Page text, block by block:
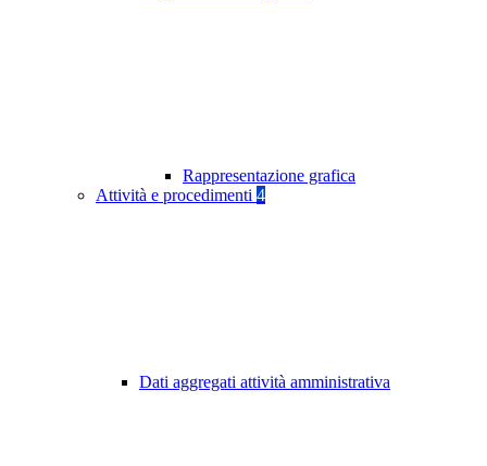
Rappresentazione grafica
Attività e procedimenti 4
Dati aggregati attività amministrativa